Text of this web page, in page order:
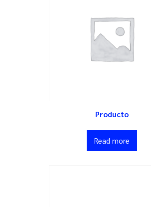
Producto
Read more